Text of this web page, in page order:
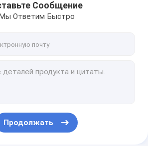
резервная
видения резервная
Сообщение
Ответим Быстро
Продолжать